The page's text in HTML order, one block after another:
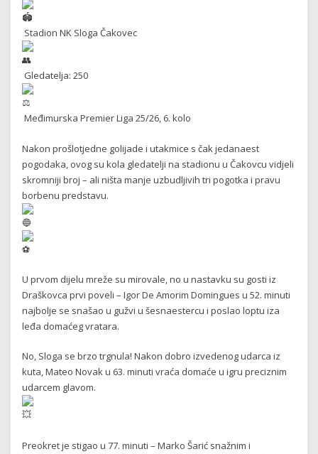
Stadion NK Sloga Čakovec
Gledatelja: 250
Međimurska Premier Liga 25/26, 6. kolo
Nakon prošlotjedne golijade i utakmice s čak jedanaest
pogodaka, ovog su kola gledatelji na stadionu u Čakovcu vidjeli
skromniji broj – ali ništa manje uzbudljivih tri pogotka i pravu
borbenu predstavu.
U prvom dijelu mreže su mirovale, no u nastavku su gosti iz
Draškovca prvi poveli – Igor De Amorim Domingues u 52. minuti
najbolje se snašao u gužvi u šesnaestercu i poslao loptu iza
leđa domaćeg vratara.
No, Sloga se brzo trgnula! Nakon dobro izvedenog udarca iz
kuta, Mateo Novak u 63. minuti vraća domaće u igru preciznim
udarcem glavom.
Preokret je stigao u 77. minuti – Marko Šarić snažnim i